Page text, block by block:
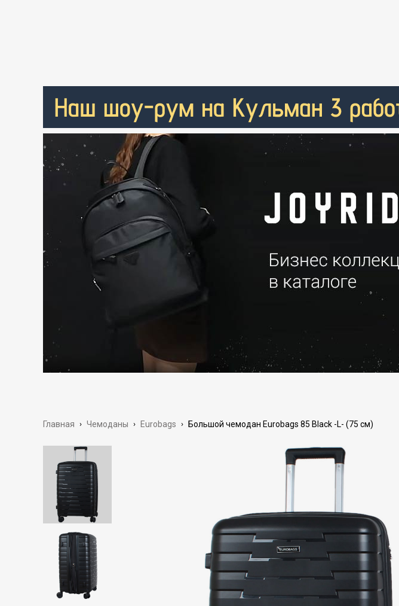
Главная › Чемоданы › Eurobags › Большой чемодан Eurobags 85 Black -L- (75 см)